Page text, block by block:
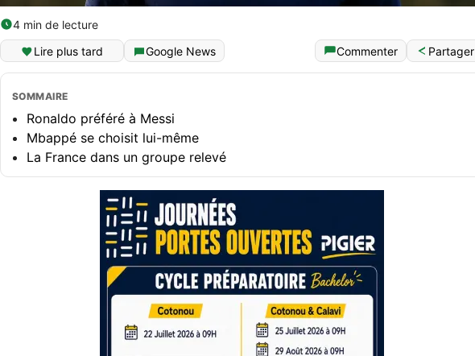
4 min de lecture
Lire plus tard
Google News Commenter Partager
SOMMAIRE
Ronaldo préféré à Messi
Mbappé se choisit lui-même
La France dans un groupe relevé